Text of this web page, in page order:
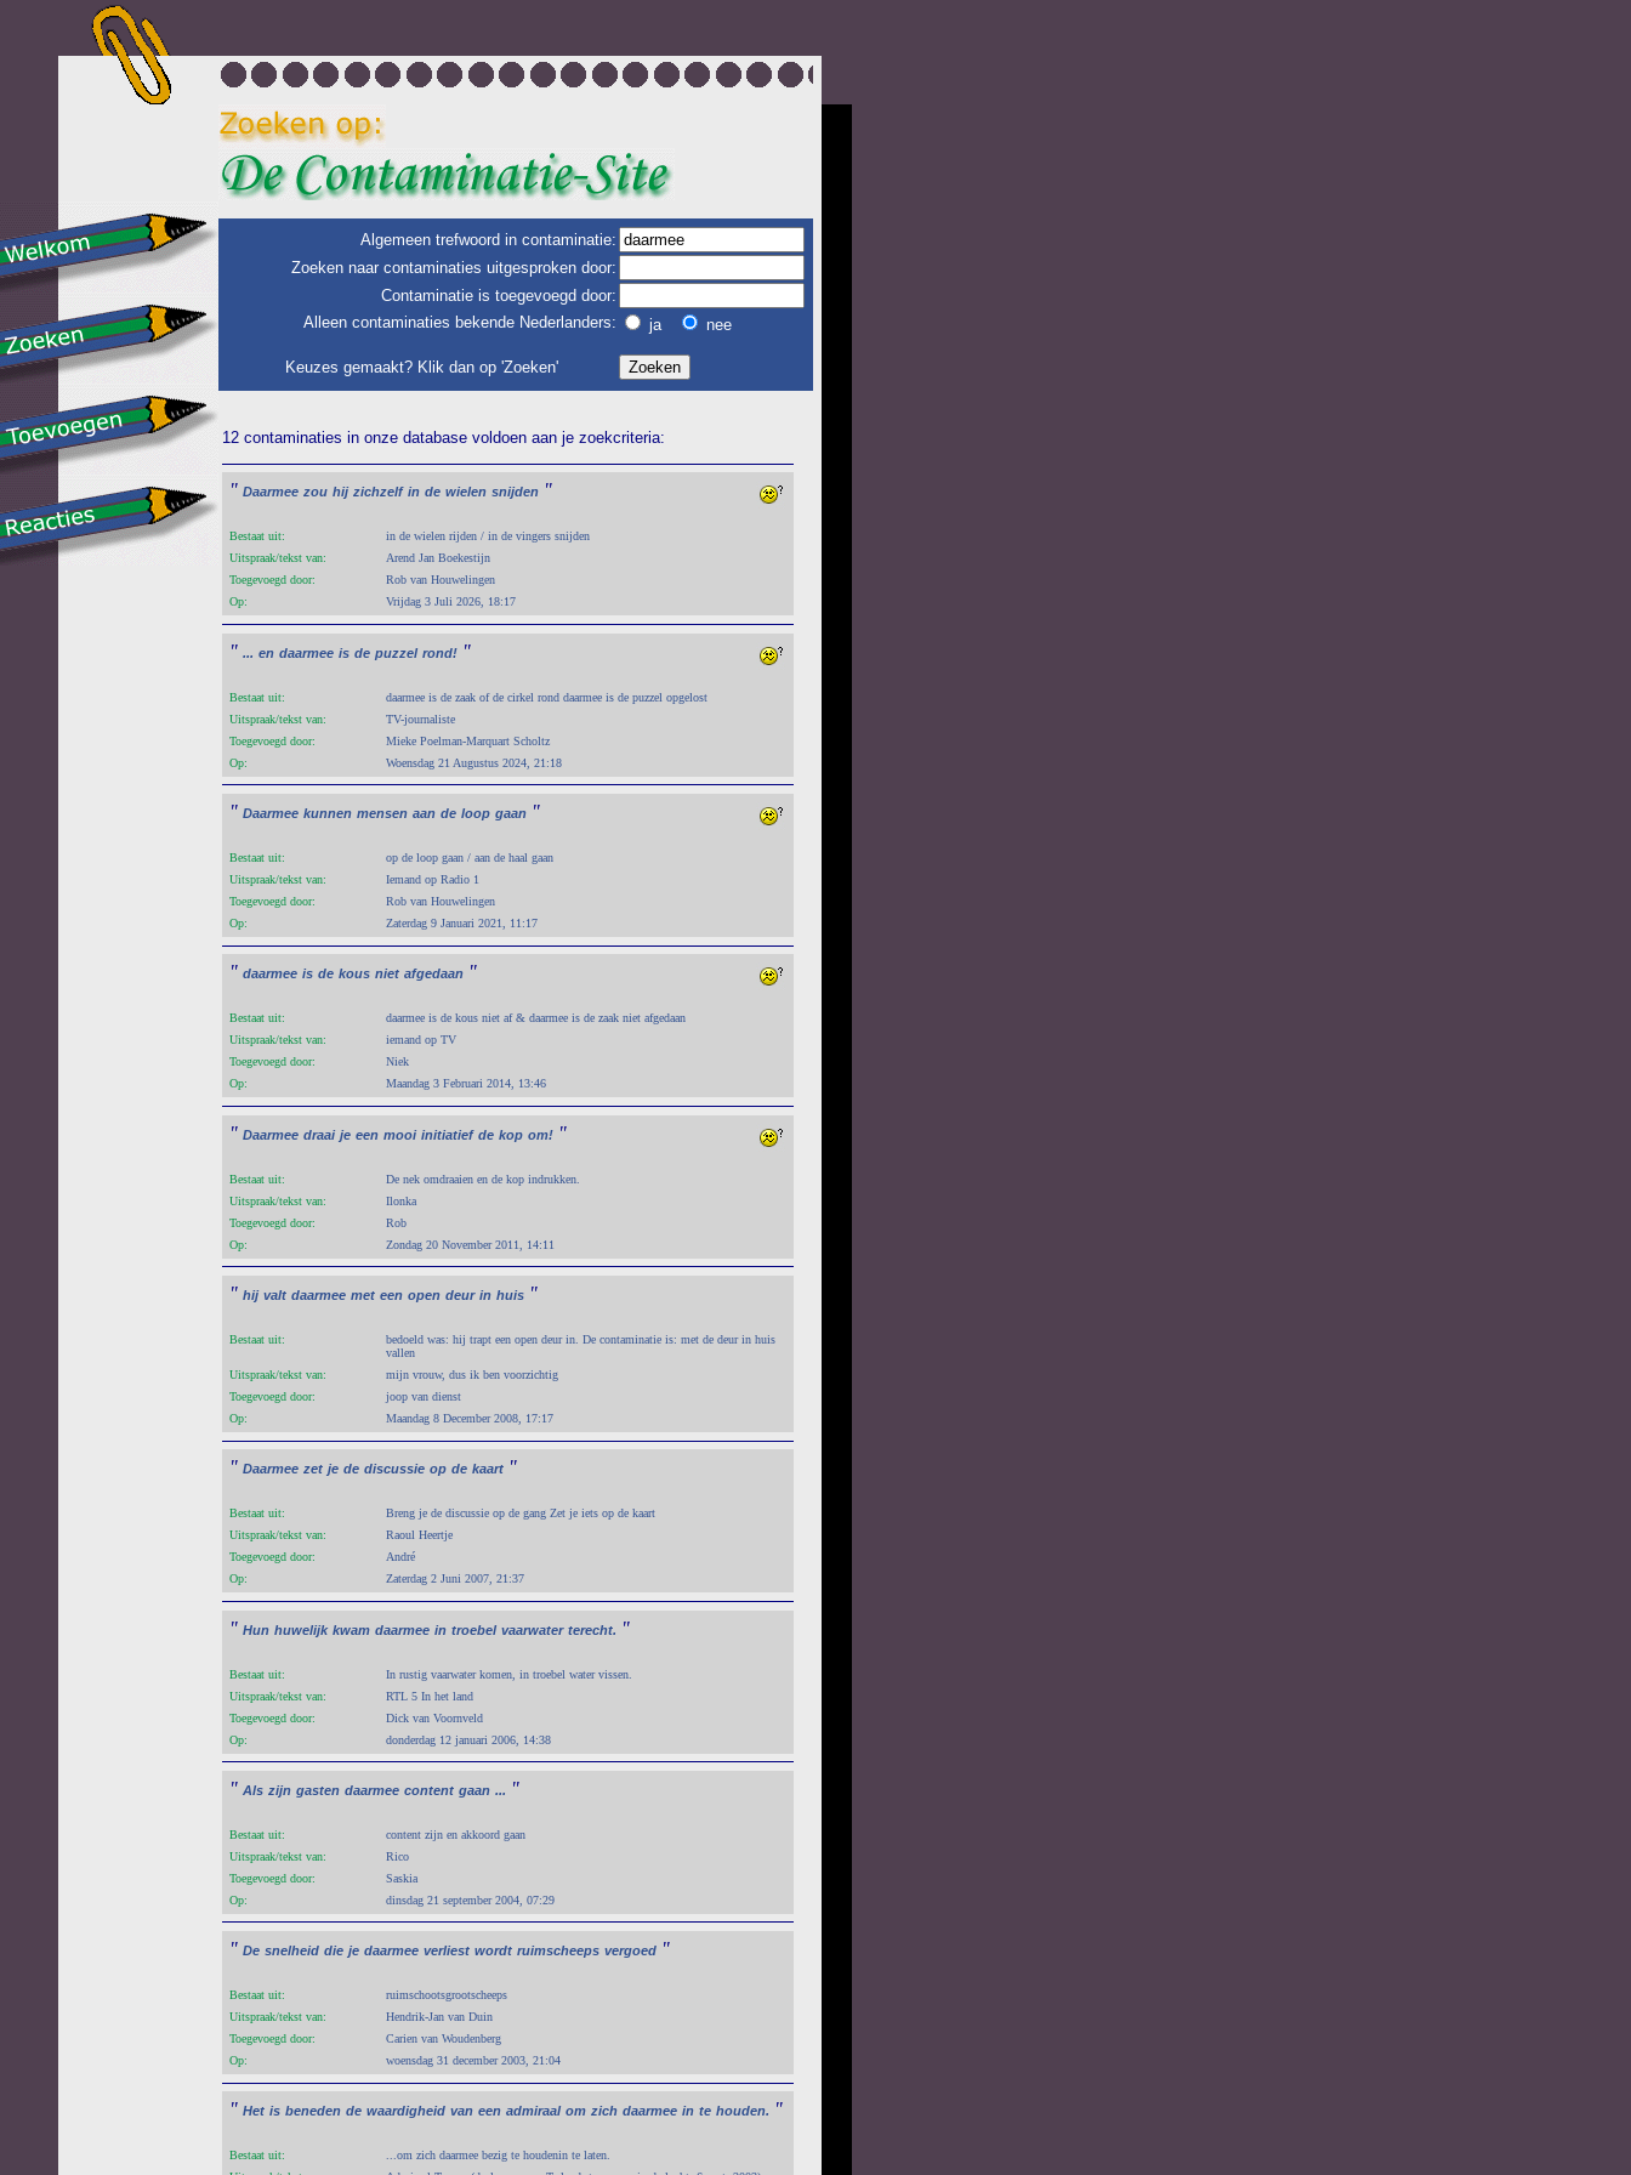
Algemeen trefwoord in contaminatie:
Zoeken naar contaminaties uitgesproken door:
Contaminatie is toegevoegd door:
Alleen contaminaties bekende Nederlanders:
ja nee
Keuzes gemaakt? Klik dan op 'Zoeken'
12 contaminaties in onze database voldoen aan je zoekcriteria:
" Daarmee zou hij zichzelf in de wielen snijden "
Bestaat uit:
in de wielen rijden / in de vingers snijden
Uitspraak/tekst van:
Arend Jan Boekestijn
Toegevoegd door:
Rob van Houwelingen
Op:
Vrijdag 3 Juli 2026, 18:17
" ... en daarmee is de puzzel rond! "
Bestaat uit:
daarmee is de zaak of de cirkel rond daarmee is de puzzel opgelost
Uitspraak/tekst van:
TV-journaliste
Toegevoegd door:
Mieke Poelman-Marquart Scholtz
Op:
Woensdag 21 Augustus 2024, 21:18
" Daarmee kunnen mensen aan de loop gaan "
Bestaat uit:
op de loop gaan / aan de haal gaan
Uitspraak/tekst van:
Iemand op Radio 1
Toegevoegd door:
Rob van Houwelingen
Op:
Zaterdag 9 Januari 2021, 11:17
" daarmee is de kous niet afgedaan "
Bestaat uit:
daarmee is de kous niet af & daarmee is de zaak niet afgedaan
Uitspraak/tekst van:
iemand op TV
Toegevoegd door:
Niek
Op:
Maandag 3 Februari 2014, 13:46
" Daarmee draai je een mooi initiatief de kop om! "
Bestaat uit:
De nek omdraaien en de kop indrukken.
Uitspraak/tekst van:
Ilonka
Toegevoegd door:
Rob
Op:
Zondag 20 November 2011, 14:11
" hij valt daarmee met een open deur in huis "
Bestaat uit:
bedoeld was: hij trapt een open deur in. De contaminatie is: met de deur in huis
vallen
Uitspraak/tekst van:
mijn vrouw, dus ik ben voorzichtig
Toegevoegd door:
joop van dienst
Op:
Maandag 8 December 2008, 17:17
" Daarmee zet je de discussie op de kaart "
Bestaat uit:
Breng je de discussie op de gang Zet je iets op de kaart
Uitspraak/tekst van:
Raoul Heertje
Toegevoegd door:
André
Op:
Zaterdag 2 Juni 2007, 21:37
" Hun huwelijk kwam daarmee in troebel vaarwater terecht. "
Bestaat uit:
In rustig vaarwater komen, in troebel water vissen.
Uitspraak/tekst van:
RTL 5 In het land
Toegevoegd door:
Dick van Voornveld
Op:
donderdag 12 januari 2006, 14:38
" Als zijn gasten daarmee content gaan ... "
Bestaat uit:
content zijn en akkoord gaan
Uitspraak/tekst van:
Rico
Toegevoegd door:
Saskia
Op:
dinsdag 21 september 2004, 07:29
" De snelheid die je daarmee verliest wordt ruimscheeps vergoed "
Bestaat uit:
ruimschootsgrootscheeps
Uitspraak/tekst van:
Hendrik-Jan van Duin
Toegevoegd door:
Carien van Woudenberg
Op:
woensdag 31 december 2003, 21:04
" Het is beneden de waardigheid van een admiraal om zich daarmee in te houden. "
Bestaat uit:
...om zich daarmee bezig te houdenin te laten.